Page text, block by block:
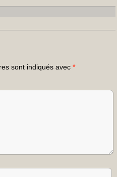
sont indiqués avec *